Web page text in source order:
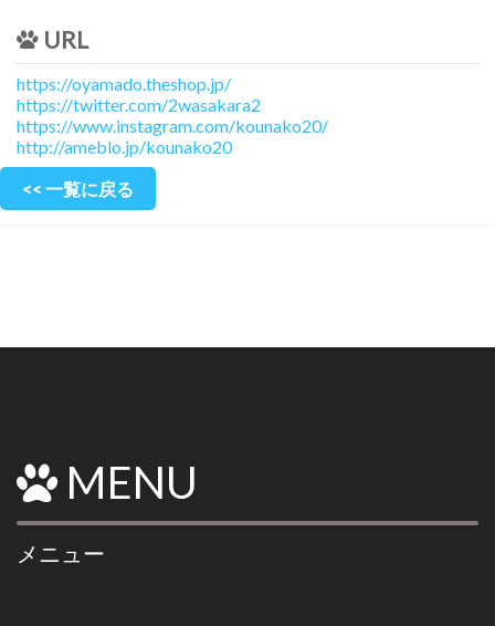
URL
https://oyamado.theshop.jp/
https://twitter.com/2wasakara2
https://www.instagram.com/kounako20/
http://ameblo.jp/kounako20
<< 一覧に戻る
MENU
メニュー